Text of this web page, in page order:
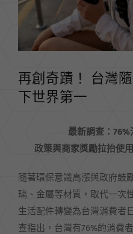
再創奇蹟！ 台灣
下世界第一
最新調查：
政策與商家獎勵拉抬使
隨著環保意識高漲與政府鼓
璃、金屬等材質，取代一次
生活配件轉變為台灣消費者
查指出，台灣有76%的消費